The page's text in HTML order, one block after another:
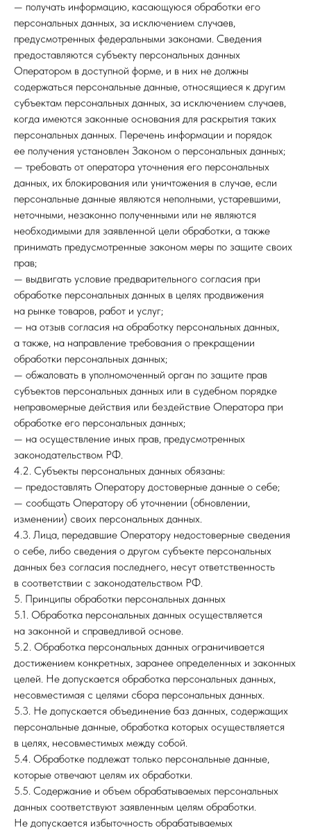
— получать информацию, касающуюся обработки его
персональных данных, за исключением случаев,
предусмотренных федеральными законами. Сведения
предоставляются субъекту персональных данных
Оператором в доступной форме, и в них не должны
содержаться персональные данные, относящиеся к другим
субъектам персональных данных, за исключением случаев,
когда имеются законные основания для раскрытия таких
персональных данных. Перечень информации и порядок
ее получения установлен Законом о персональных данных;
— требовать от оператора уточнения его персональных
данных, их блокирования или уничтожения в случае, если
персональные данные являются неполными, устаревшими,
неточными, незаконно полученными или не являются
необходимыми для заявленной цели обработки, а также
принимать предусмотренные законом меры по защите своих
прав;
— выдвигать условие предварительного согласия при
обработке персональных данных в целях продвижения
на рынке товаров, работ и услуг;
— на отзыв согласия на обработку персональных данных,
а также, на направление требования о прекращении
обработки персональных данных;
— обжаловать в уполномоченный орган по защите прав
субъектов персональных данных или в судебном порядке
неправомерные действия или бездействие Оператора при
обработке его персональных данных;
— на осуществление иных прав, предусмотренных
законодательством РФ.
4.2. Субъекты персональных данных обязаны:
— предоставлять Оператору достоверные данные о себе;
— сообщать Оператору об уточнении (обновлении,
изменении) своих персональных данных.
4.3. Лица, передавшие Оператору недостоверные сведения
о себе, либо сведения о другом субъекте персональных
данных без согласия последнего, несут ответственность
в соответствии с законодательством РФ.
5. Принципы обработки персональных данных
5.1. Обработка персональных данных осуществляется
на законной и справедливой основе.
5.2. Обработка персональных данных ограничивается
достижением конкретных, заранее определенных и законных
целей. Не допускается обработка персональных данных,
несовместимая с целями сбора персональных данных.
5.3. Не допускается объединение баз данных, содержащих
персональные данные, обработка которых осуществляется
в целях, несовместимых между собой.
5.4. Обработке подлежат только персональные данные,
которые отвечают целям их обработки.
5.5. Содержание и объем обрабатываемых персональных
данных соответствуют заявленным целям обработки.
Не допускается избыточность обрабатываемых